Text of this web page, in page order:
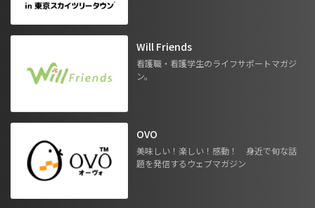
Will Friends
看護職・看護学生のライフサポートマガジ
ン。
OVO
美味しい！楽しい！感動！ 身近で旬な話
題を発信するウェブマガジン